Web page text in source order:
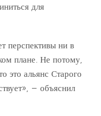
для
перспективы ни в
плане. Не потому,
это альянс Старого
– объяснил